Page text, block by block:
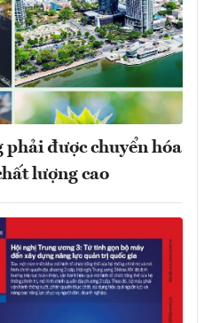
phải được chuyển hóa
lượng cao